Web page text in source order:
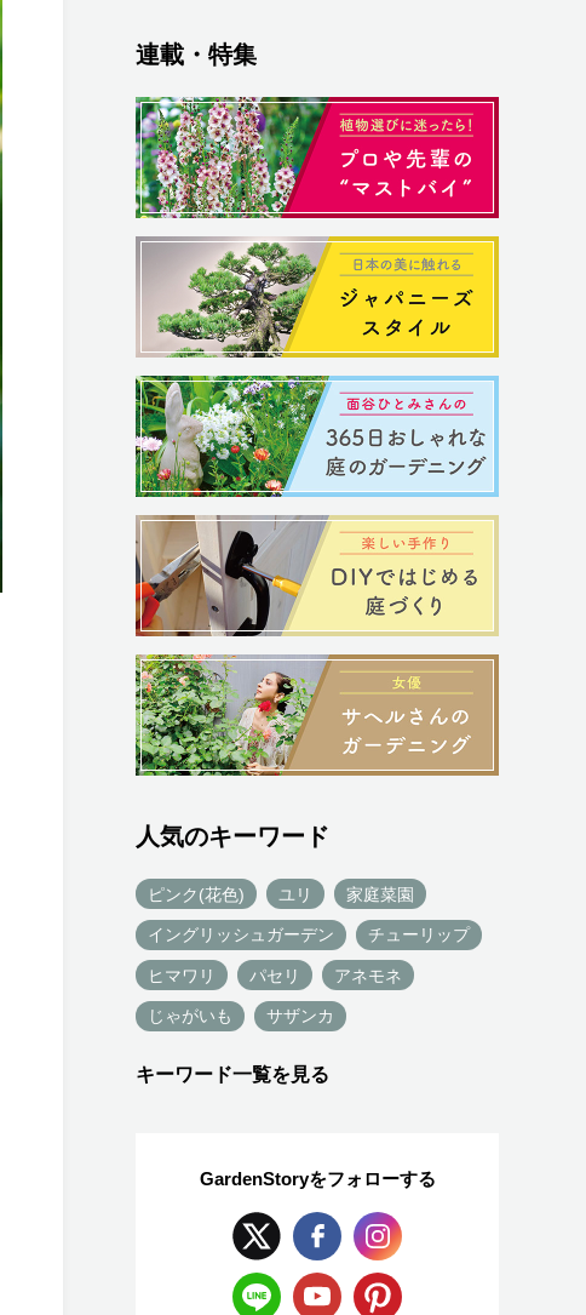
連載・特集
人気のキーワード
ピンク(花色) ユリ 家庭菜園
イングリッシュガーデン チューリップ
ヒマワリ パセリ アネモネ
じゃがいも サザンカ
キーワード一覧を見る
GardenStoryをフォローする